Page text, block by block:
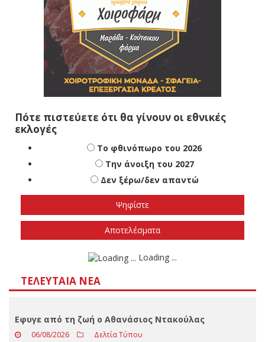
Πότε πιστεύετε ότι θα γίνουν οι εθνικές
εκλογές
Το φθινόπωρο του 2026
Την άνοιξη του 2027
Δεν ξέρω/δεν απαντώ
ΤΕΛΕΥΤΑΊΑ ΝΈΑ